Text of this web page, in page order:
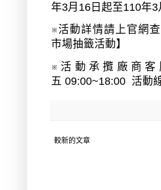
年3月 16 日起至110年3
※活動詳情請上官網
市場抽籤活動】
※活動承攬廠商客
五 09:00~18:00 活動
較新的文章